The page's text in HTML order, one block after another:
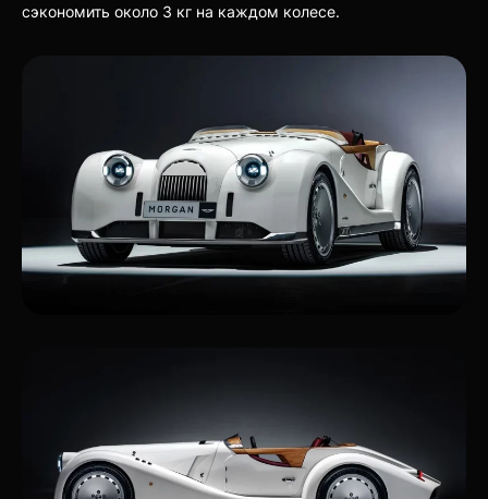
сэкономить около 3 кг на каждом колесе.